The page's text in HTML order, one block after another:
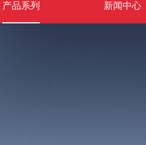
产品系列 新闻中心